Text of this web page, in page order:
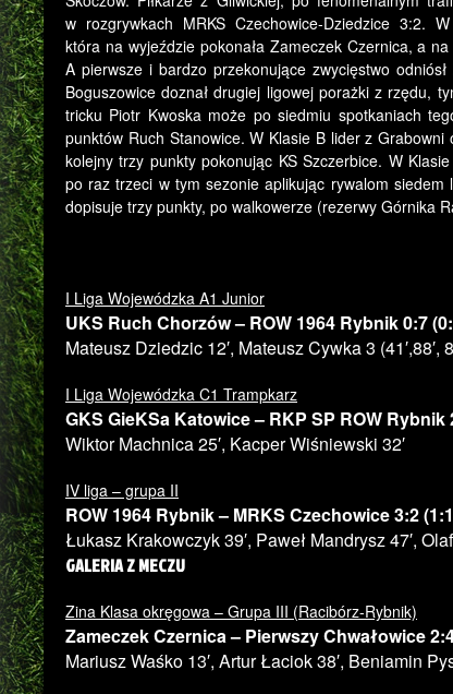
w rozgrywkach MRKS Czechowice-Dziedzice 3:2.
która na wyjeździe pokonała Zameczek Czernica, a
A pierwsze i bardzo przekonujące zwycięstwo
Boguszowice doznał drugiej ligowej porażki z rzędu,
tricku Piotr Kwoska może po siedmiu spotkaniach
punktów Ruch Stanowice. W Klasie B lider z Grabowni
kolejny trzy punkty pokonując KS Szczerbice. W
po raz trzeci w tym sezonie aplikując rywalom
dopisuje trzy punkty, po walkowerze (rezerwy Górnika
I Liga Wojewódzka A1 Junior
UKS Ruch Chorzów – ROW 1964 Rybnik 0:7
Mateusz Dziedzic 12′, Mateusz Cywka 3
I Liga Wojewódzka C1 Trampkarz
GKS GieKSa Katowice – RKP SP ROW Rybnik
Wiktor Machnica 25′, Kacper Wiśniewski 32′
IV liga – grupa II
ROW 1964 Rybnik – MRKS Czechowice 3:2
Łukasz Krakowczyk 39′, Paweł Mandrysz 47′,
GALERIA Z MECZU
Zina Klasa okręgowa – Grupa III (Racibórz-Rybnik)
Zameczek Czernica – Pierwszy Chwałowice
Mariusz Waśko 13′, Artur Łaciok 38′, Beniamin